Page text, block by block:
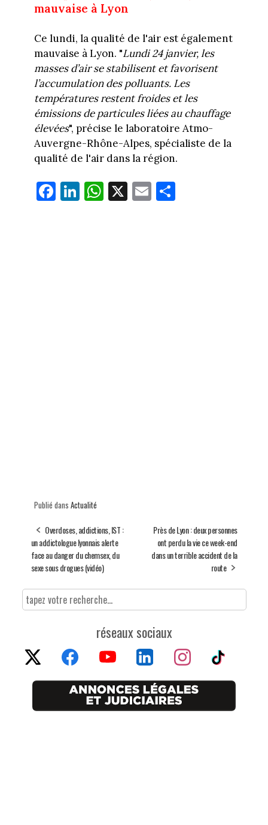
mauvaise à Lyon
Ce lundi, la qualité de l'air est également
mauvaise à Lyon. "Lundi 24 janvier, les
masses d’air se stabilisent et favorisent
l’accumulation des polluants. Les
températures restent froides et les
émissions de particules liées au chauffage
élevées", précise le laboratoire Atmo-
Auvergne-Rhône-Alpes, spécialiste de la
qualité de l'air dans la région.
Fa
ce
Li
nk
W
ha
X E
m
Pa
Publié dans Actualité
Overdoses, addictions, IST :
un addictologue lyonnais alerte
face au danger du chemsex, du
sexe sous drogues (vidéo)
Près de Lyon : deux personnes
ont perdu la vie ce week-end
dans un terrible accident de la
route
réseaux sociaux